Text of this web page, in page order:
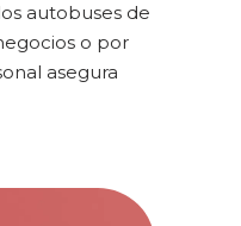
autobuses de
o por
asegura